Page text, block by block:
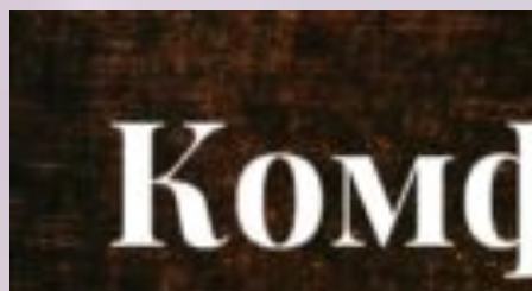
Перейти
содержимому